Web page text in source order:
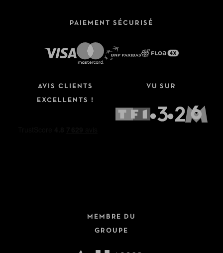
PAIEMENT SÉCURISÉ
AVIS CLIENTS
EXCELLENTS !
VU SUR
MEMBRE DU
GROUPE